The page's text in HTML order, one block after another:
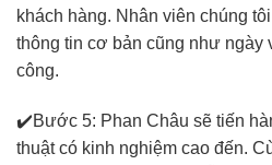
khách hàng. Nhân viên chúng
thông tin cơ bản cũng như ngày
công.
✔️Bước 5: Phan Châu sẽ tiến
thuật có kinh nghiệm cao đến.